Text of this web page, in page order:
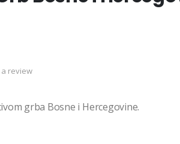
review
grba Bosne i Hercegovine.